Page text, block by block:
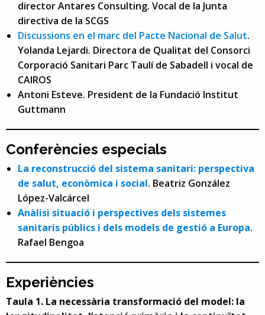
director Antares Consulting. Vocal de la Junta
directiva de la SCGS
Discussions en el marc del Pacte Nacional de Salut.
Yolanda Lejardi. Directora de Qualitat del Consorci
Corporació Sanitari Parc Taulí de Sabadell i vocal de
CAIROS
Antoni Esteve. President de la Fundació Institut
Guttmann
Conferències especials
La reconstrucció del sistema sanitari: perspectiva
de salut, econòmica i social. Beatriz González
López-Valcárcel
Anàlisi situació i perspectives dels sistemes
sanitaris públics i dels models de gestió a Europa.
Rafael Bengoa
Experiències
Taula 1. La necessària transformació del model: la